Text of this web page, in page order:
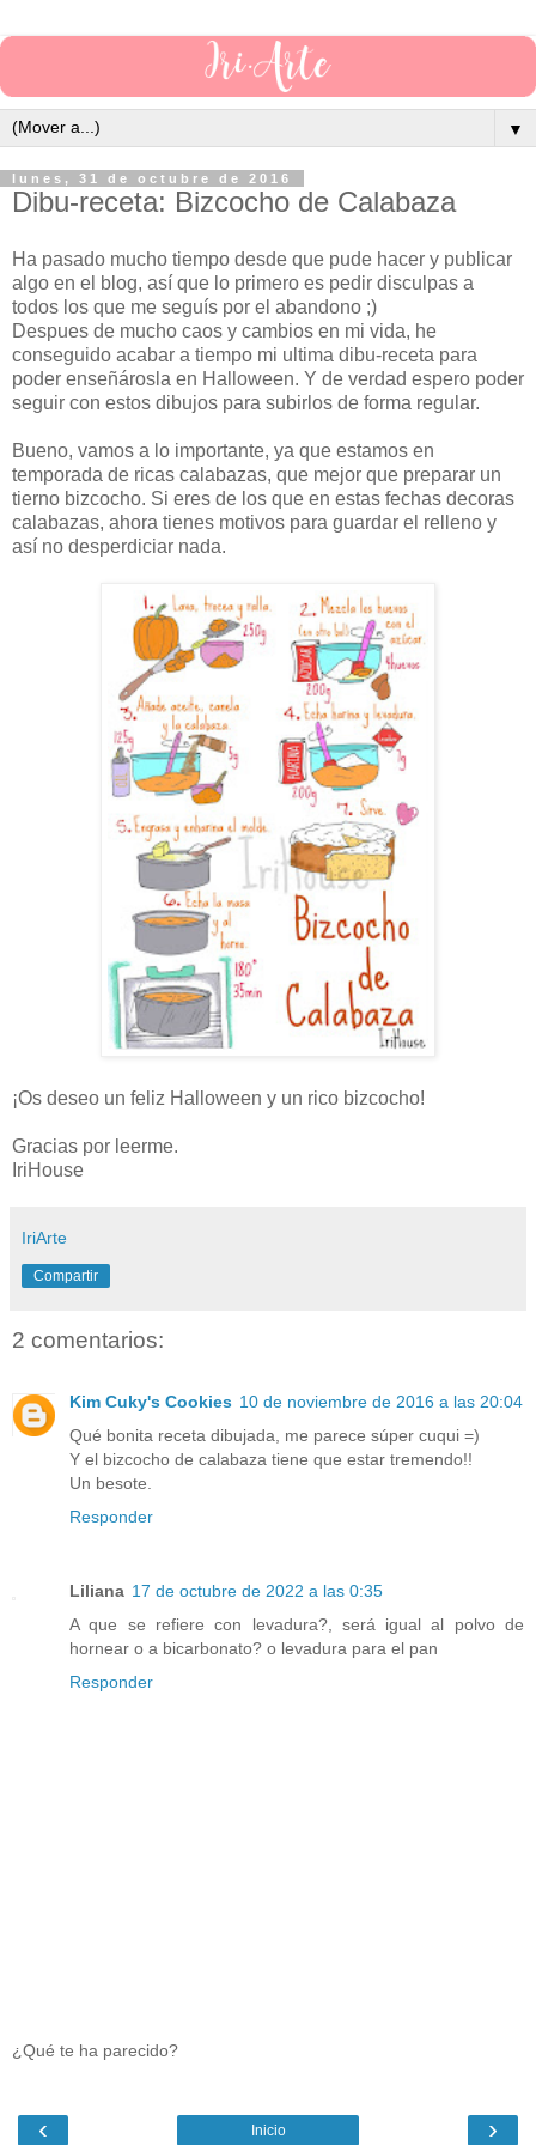
▼
lunes, 31 de octubre de 2016
Dibu-receta: Bizcocho de Calabaza
Ha pasado mucho tiempo desde que pude hacer y publicar
algo en el blog, así que lo primero es pedir disculpas a
todos los que me seguís por el abandono ;)
Despues de mucho caos y cambios en mi vida, he
conseguido acabar a tiempo mi ultima dibu-receta para
poder enseñárosla en Halloween. Y de verdad espero poder
seguir con estos dibujos para subirlos de forma regular.
Bueno, vamos a lo importante, ya que estamos en
temporada de ricas calabazas, que mejor que preparar un
tierno bizcocho. Si eres de los que en estas fechas decoras
calabazas, ahora tienes motivos para guardar el relleno y
así no desperdiciar nada.
¡Os deseo un feliz Halloween y un rico bizcocho!
Gracias por leerme.
IriHouse
IriArte
Compartir
2 comentarios:
Kim Cuky's Cookies 10 de noviembre de 2016 a las 20:04
Qué bonita receta dibujada, me parece súper cuqui =)
Y el bizcocho de calabaza tiene que estar tremendo!!
Un besote.
Responder
Liliana 17 de octubre de 2022 a las 0:35
A que se refiere con levadura?, será igual al polvo de
hornear o a bicarbonato? o levadura para el pan
Responder
¿Qué te ha parecido?
‹ ›
Inicio